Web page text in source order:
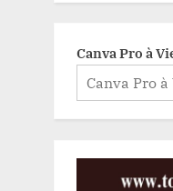
Canva Pro à